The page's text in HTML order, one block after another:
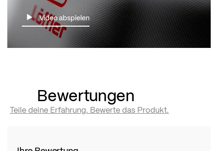
Video abspielen
Bewertungen
Teile deine Erfahrung. Bewerte das Produkt.